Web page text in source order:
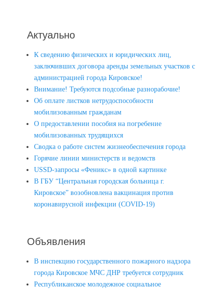
Актуально
К сведению физических и юридических лиц,
заключивших договора аренды земельных участков с
администрацией города Кировское!
Внимание! Требуются подсобные разнорабочие!
Об оплате листков нетрудоспособности
мобилизованным гражданам
О предоставлении пособия на погребение
мобилизованных трудящихся
Сводка о работе систем жизнеобеспечения города
Горячие линии министерств и ведомств
USSD-запросы «Феникс» в одной картинке
В ГБУ “Центральная городская больница г.
Кировское” возобновлена вакцинация против
коронавирусной инфекции (COVID-19)
Объявления
В инспекцию государственного пожарного надзора
города Кировское МЧС ДНР требуется сотрудник
Республиканское молодежное социальное